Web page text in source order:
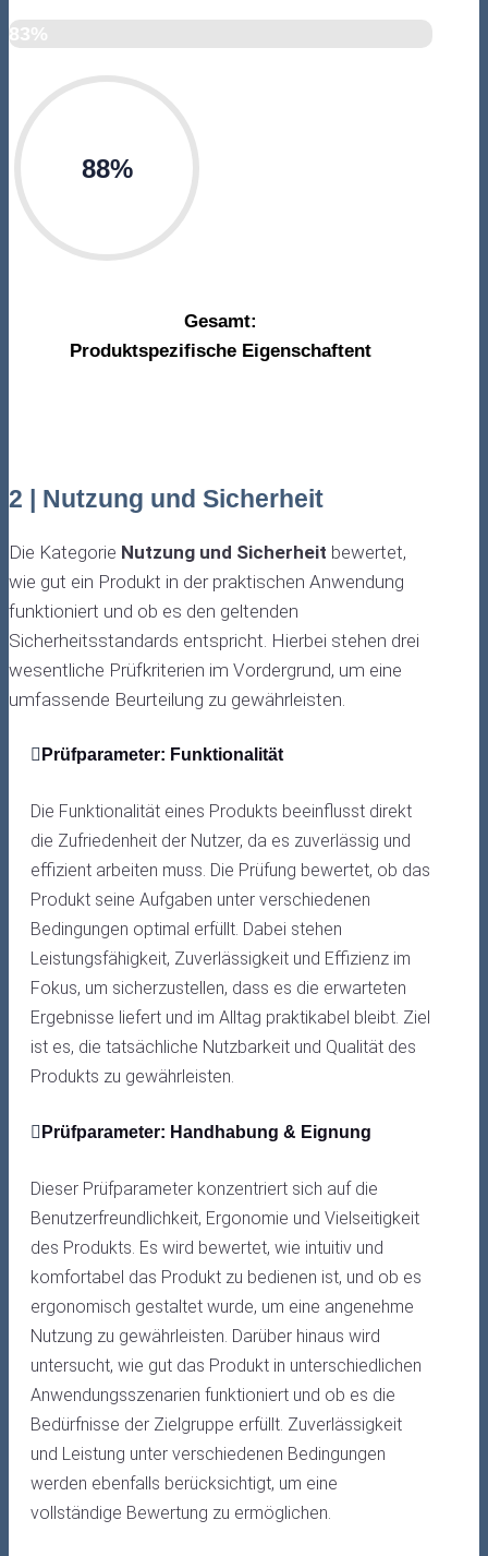
83%
88%
Gesamt:
Produktspezifische Eigenschaftent
2 | Nutzung und Sicherheit
Die Kategorie Nutzung und Sicherheit bewertet,
wie gut ein Produkt in der praktischen Anwendung
funktioniert und ob es den geltenden
Sicherheitsstandards entspricht. Hierbei stehen drei
wesentliche Prüfkriterien im Vordergrund, um eine
umfassende Beurteilung zu gewährleisten.
Prüfparameter: Funktionalität
Die Funktionalität eines Produkts beeinflusst direkt
die Zufriedenheit der Nutzer, da es zuverlässig und
effizient arbeiten muss. Die Prüfung bewertet, ob das
Produkt seine Aufgaben unter verschiedenen
Bedingungen optimal erfüllt. Dabei stehen
Leistungsfähigkeit, Zuverlässigkeit und Effizienz im
Fokus, um sicherzustellen, dass es die erwarteten
Ergebnisse liefert und im Alltag praktikabel bleibt. Ziel
ist es, die tatsächliche Nutzbarkeit und Qualität des
Produkts zu gewährleisten.
Prüfparameter: Handhabung & Eignung
Dieser Prüfparameter konzentriert sich auf die
Benutzerfreundlichkeit, Ergonomie und Vielseitigkeit
des Produkts. Es wird bewertet, wie intuitiv und
komfortabel das Produkt zu bedienen ist, und ob es
ergonomisch gestaltet wurde, um eine angenehme
Nutzung zu gewährleisten. Darüber hinaus wird
untersucht, wie gut das Produkt in unterschiedlichen
Anwendungsszenarien funktioniert und ob es die
Bedürfnisse der Zielgruppe erfüllt. Zuverlässigkeit
und Leistung unter verschiedenen Bedingungen
werden ebenfalls berücksichtigt, um eine
vollständige Bewertung zu ermöglichen.